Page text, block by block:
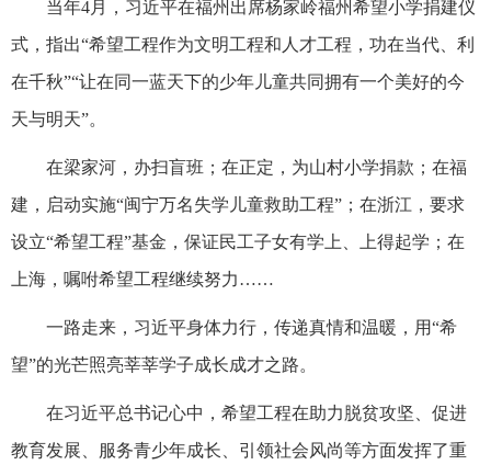
当年4月，习近平在福州出席杨家岭福州希望小学捐建仪
式，指出“希望工程作为文明工程和人才工程，功在当代、利
在千秋”“让在同一蓝天下的少年儿童共同拥有一个美好的今
天与明天”。
在梁家河，办扫盲班；在正定，为山村小学捐款；在福
建，启动实施“闽宁万名失学儿童救助工程”；在浙江，要求
设立“希望工程”基金，保证民工子女有学上、上得起学；在
上海，嘱咐希望工程继续努力……
一路走来，习近平身体力行，传递真情和温暖，用“希
望”的光芒照亮莘莘学子成长成才之路。
在习近平总书记心中，希望工程在助力脱贫攻坚、促进
教育发展、服务青少年成长、引领社会风尚等方面发挥了重